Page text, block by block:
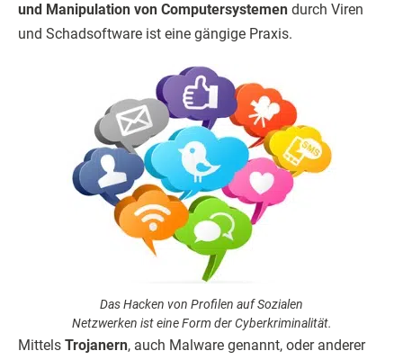
und Manipulation von Computersystemen durch Viren
und Schadsoftware ist eine gängige Praxis.
Das Hacken von Profilen auf Sozialen
Netzwerken ist eine Form der Cyberkriminalität.
Mittels Trojanern, auch Malware genannt, oder anderer